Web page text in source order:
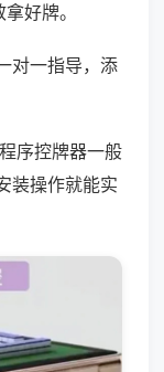
好牌。
对一指导，添
序控牌器一般
装操作就能实